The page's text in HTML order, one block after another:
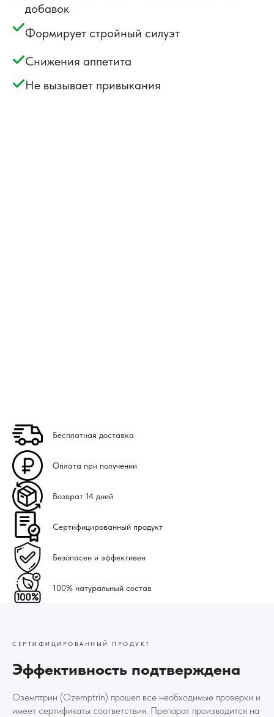
Бесплатная доставка
Оплата при получении
Возврат 14 дней
Сертифицированный продукт
Безопасен и эффективен
100% натуральный состав
СЕРТИФИЦИРОВАННЫЙ ПРОДУКТ
Эффективность подтверждена
Оземптрин (Ozemptrin) прошел все необходимые проверки и
имеет сертификаты соответствия. Препарат производится на